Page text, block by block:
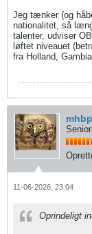
Jeg tænker (og
nationalitet, så
talenter, udviser
løftet niveauet
fra Holland,
mhbp
11-06-2026, 23:04
Oprindeligt